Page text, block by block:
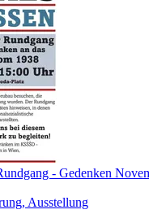
- Gedenken
Ausstellung